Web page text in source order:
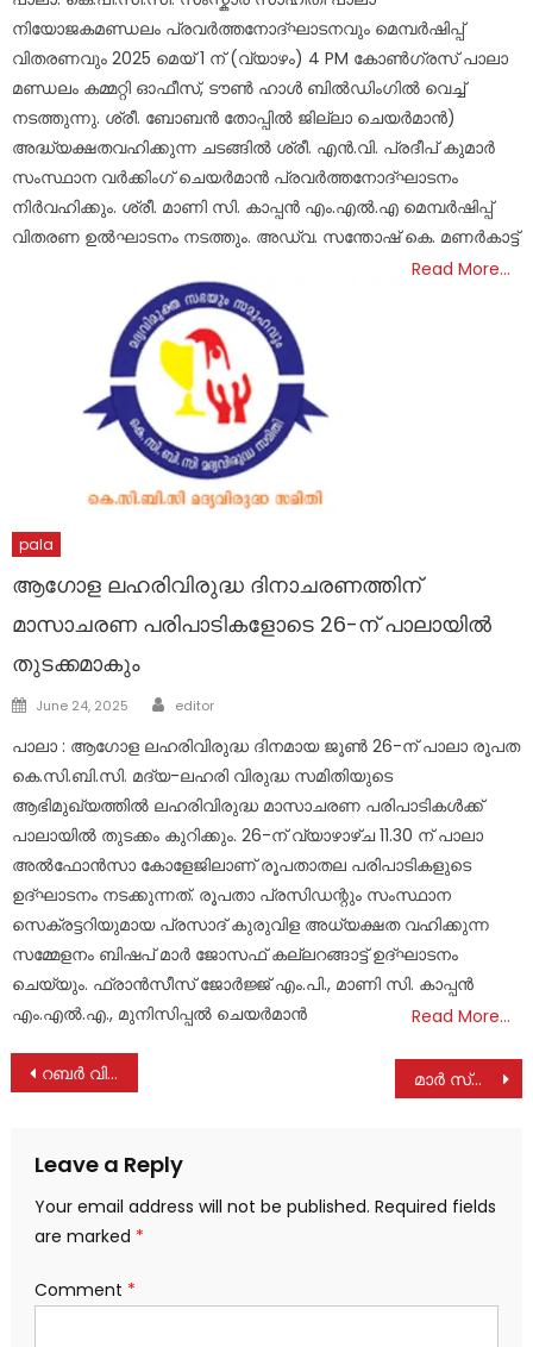
നിയോജകമണ്ഡലം പ്രവർത്തനോദ്ഘാടനവും മെമ്പർഷിപ്പ്
വിതരണവും 2025 മെയ് 1 ന് (വ്യാഴം) 4 PM കോൺഗ്രസ് പാലാ
മണ്ഡലം കമ്മറ്റി ഓഫീസ്, ടൗൺ ഹാൾ ബിൽഡിംഗിൽ വെച്ച്
നടത്തുന്നു. ശ്രീ. ബോബൻ തോപ്പിൽ ജില്ലാ ചെയർമാൻ)
അദ്ധ്യക്ഷതവഹിക്കുന്ന ചടങ്ങിൽ ശ്രീ. എൻ.വി. പ്രദീപ് കുമാർ
സംസ്ഥാന വർക്കിംഗ് ചെയർമാൻ പ്രവർത്തനോദ്ഘാടനം
നിർവഹിക്കും. ശ്രീ. മാണി സി. കാപ്പൻ എം.എൽ.എ മെമ്പർഷിപ്പ്
വിതരണ ഉൽഘാടനം നടത്തും. അഡ്വ. സന്തോഷ് കെ. മണർകാട്ട്
Read More…
pala
ആഗോള ലഹരിവിരുദ്ധ ദിനാചരണത്തിന്
മാസാചരണ പരിപാടികളോടെ 26-ന് പാലായില്‍
തുടക്കമാകും
Posted
June 24, 2025 Author
editor
പാലാ : ആഗോള ലഹരിവിരുദ്ധ ദിനമായ ജൂണ്‍ 26-ന് പാലാ രൂപത
കെ.സി.ബി.സി. മദ്യ-ലഹരി വിരുദ്ധ സമിതിയുടെ
ആഭിമുഖ്യത്തില്‍ ലഹരിവിരുദ്ധ മാസാചരണ പരിപാടികള്‍ക്ക്
പാലായില്‍ തുടക്കം കുറിക്കും. 26-ന് വ്യാഴാഴ്ച 11.30 ന് പാലാ
അല്‍ഫോന്‍സാ കോളേജിലാണ് രൂപതാതല പരിപാടികളുടെ
ഉദ്ഘാടനം നടക്കുന്നത്. രൂപതാ പ്രസിഡന്റും സംസ്ഥാന
സെക്രട്ടറിയുമായ പ്രസാദ് കുരുവിള അധ്യക്ഷത വഹിക്കുന്ന
സമ്മേളനം ബിഷപ് മാര്‍ ജോസഫ് കല്ലറങ്ങാട്ട് ഉദ്ഘാടനം
ചെയ്യും. ഫ്രാന്‍സീസ് ജോര്‍ജ്ജ് എം.പി., മാണി സി. കാപ്പന്‍
എം.എല്‍.എ., മുനിസിപ്പല്‍ ചെയര്‍മാന്‍
Read More…
Post
റബർ വില സർവകാല റെക്കോർഡിൽ: 250 രൂപ കടന്നു മാർ സ്ലീവാ മെഡിസിറ്റി പാലാ അസംപ്ഷൻ മെ‍ഡിക്കൽ സെന്റർ മേലുകാവുമറ്റത്ത് 13ന് ഉദ്ഘാടനം ചെയ്യും
Leave a Reply
Your email address will not be published. Required fields
are marked *
Comment *